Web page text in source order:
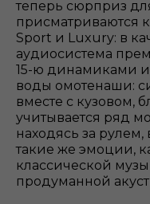
теперь сюрприз
присматриваются
Sport и Luxury: в
аудиосистема
15-ю динамиками и
воды омотенаши:
вместе с кузовом,
учитывается ряд
находясь за
такие же эмоции,
классической
продуманной